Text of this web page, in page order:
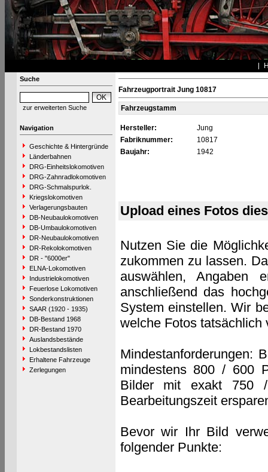
Suche
zur erweiterten Suche
Navigation
Geschichte & Hintergründe
Länderbahnen
DRG-Einheitslokomotiven
DRG-Zahnradlokomotiven
DRG-Schmalspurlok.
Kriegslokomotiven
Verlagerungsbauten
DB-Neubaulokomotiven
DB-Umbaulokomotiven
DR-Neubaulokomotiven
DR-Rekolokomotiven
DR - "6000er"
ELNA-Lokomotiven
Industrielokomotiven
Feuerlose Lokomotiven
Sonderkonstruktionen
SAAR (1920 - 1935)
DB-Bestand 1968
DR-Bestand 1970
Auslandsbestände
Lokbestandslisten
Erhaltene Fahrzeuge
Zerlegungen
Fahrzeugportrait Jung 10817
Fahrzeugstamm
Hersteller:
Jung
Fabriknummer:
10817
Baujahr:
1942
Upload eines Fotos
Nutzen Sie die
zukommen zu lassen.
auswählen, Angaben
anschließend das
System einstellen. Wir
welche Fotos tatsächlich
Mindestanforderungen:
mindestens 800 / 600
Bilder mit exakt 750
Bearbeitungszeit
Bevor wir Ihr Bild
folgender Punkte: